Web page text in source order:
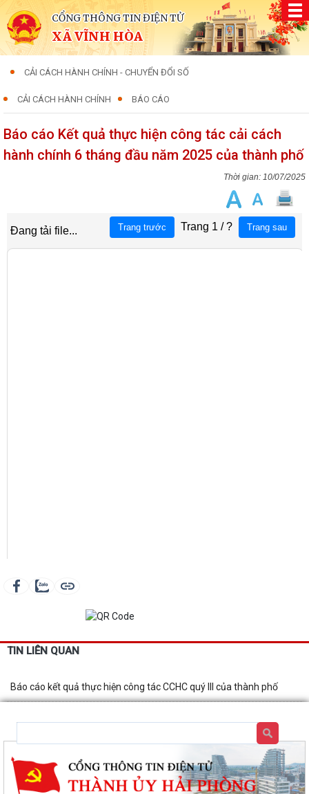
CỔNG THÔNG TIN ĐIỆN TỬ
XÃ VĨNH HÒA
CẢI CÁCH HÀNH CHÍNH - CHUYỂN ĐỔI SỐ
CẢI CÁCH HÀNH CHÍNH BÁO CÁO
Báo cáo Kết quả thực hiện công tác cải cách
hành chính 6 tháng đầu năm 2025 của thành phố
10/07/2025
TIN LIÊN QUAN
Báo cáo kết quả thực hiện công tác CCHC quý III của thành phố